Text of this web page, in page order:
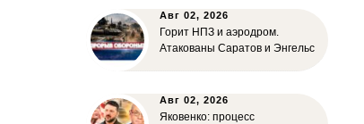
Авг 02, 2026
Горит НПЗ и аэродром.
Атакованы Саратов и Энгельс
Авг 02, 2026
Яковенко: процесс